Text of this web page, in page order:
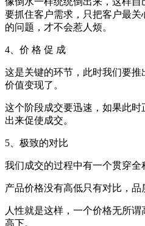
要抓住客户需求，只把客户最
的问题，才不会惹人烦。
4、价 格 促 成
这是关键的环节，此时我们要
价值变现了。
这个阶段成交要迅速，如果此
出来促使成交。
5、极致的对比
我们成交的过程中有一个贯穿全
产品价格没有高低只有对比，品
人性就是这样，一个价格无所
高下。